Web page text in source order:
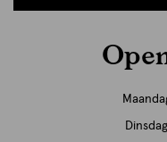
Dinsdag